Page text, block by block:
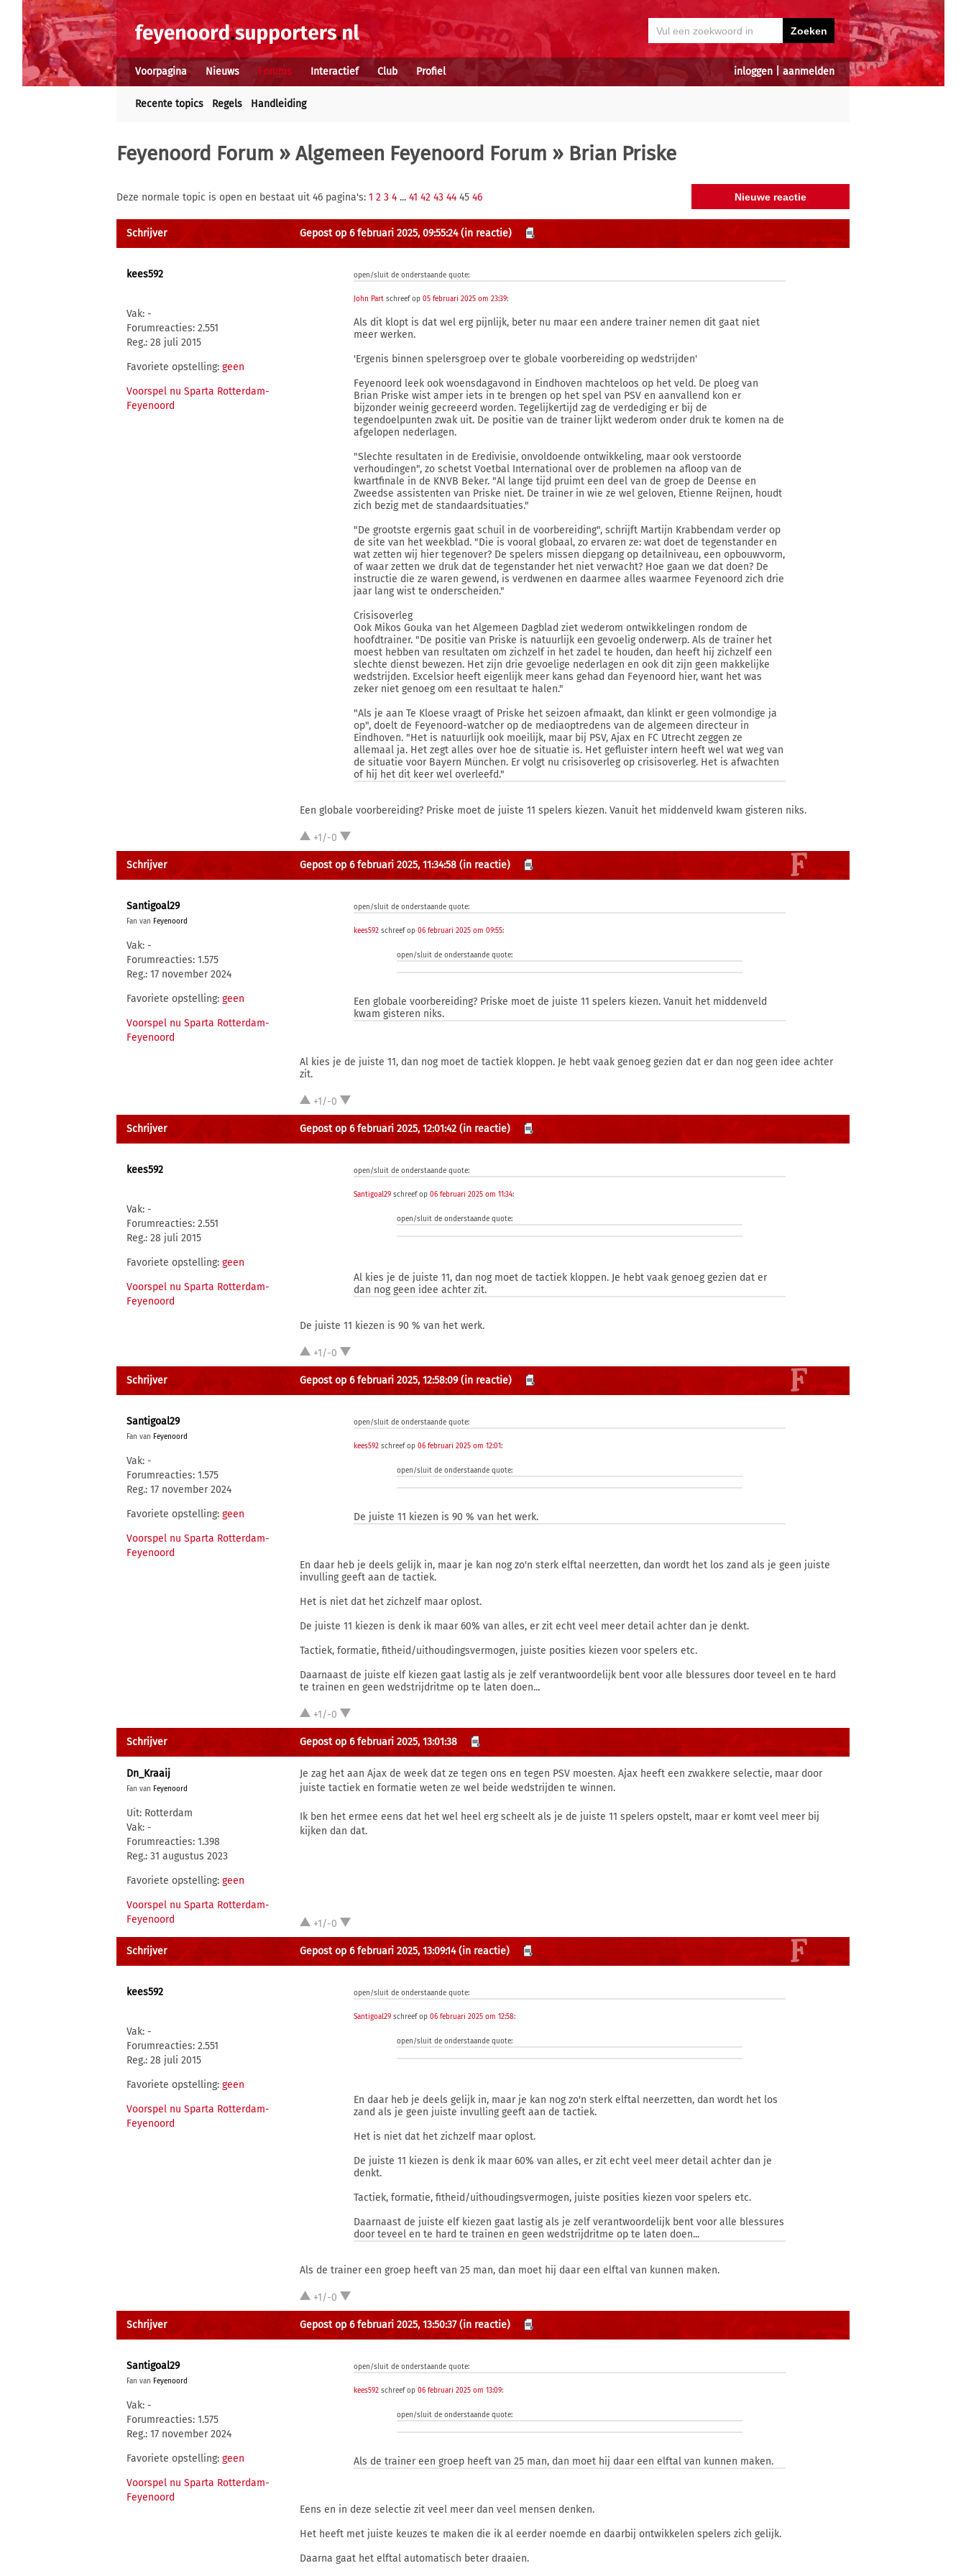
inloggen aanmelden
Voorpagina Nieuws Forums Interactief Club Profiel
Recente topics Regels Handleiding
Feyenoord Forum » Algemeen Feyenoord Forum » Brian Priske
Deze normale topic is open en bestaat uit 46 pagina's: 1 2 3 4 ... 41 42 43 44 45 46
Schrijver Gepost op 6 februari 2025, 09:55:24 (in reactie)
kees592
Vak: -
Forumreacties: 2.551
Reg.: 28 juli 2015
Favoriete opstelling: geen
Voorspel nu Sparta Rotterdam-
Feyenoord
open/sluit de onderstaande quote:
John Part schreef op05 februari 2025 om 23:39:
Als dit klopt is dat wel erg pijnlijk, beter nu maar een andere trainer nemen dit gaat niet
meer werken.
'Ergenis binnen spelersgroep over te globale voorbereiding op wedstrijden'
Feyenoord leek ook woensdagavond in Eindhoven machteloos op het veld. De ploeg van
Brian Priske wist amper iets in te brengen op het spel van PSV en aanvallend kon er
bijzonder weinig gecreeerd worden. Tegelijkertijd zag de verdediging er bij de
tegendoelpunten zwak uit. De positie van de trainer lijkt wederom onder druk te komen na de
afgelopen nederlagen.
"Slechte resultaten in de Eredivisie, onvoldoende ontwikkeling, maar ook verstoorde
verhoudingen", zo schetst Voetbal International over de problemen na afloop van de
kwartfinale in de KNVB Beker. "Al lange tijd pruimt een deel van de groep de Deense en
Zweedse assistenten van Priske niet. De trainer in wie ze wel geloven, Etienne Reijnen, houdt
zich bezig met de standaardsituaties."
"De grootste ergernis gaat schuil in de voorbereiding", schrijft Martijn Krabbendam verder op
de site van het weekblad. "Die is vooral globaal, zo ervaren ze: wat doet de tegenstander en
wat zetten wij hier tegenover? De spelers missen diepgang op detailniveau, een opbouwvorm,
of waar zetten we druk dat de tegenstander het niet verwacht? Hoe gaan we dat doen? De
instructie die ze waren gewend, is verdwenen en daarmee alles waarmee Feyenoord zich drie
jaar lang wist te onderscheiden."
Crisisoverleg
Ook Mikos Gouka van het Algemeen Dagblad ziet wederom ontwikkelingen rondom de
hoofdtrainer. "De positie van Priske is natuurlijk een gevoelig onderwerp. Als de trainer het
moest hebben van resultaten om zichzelf in het zadel te houden, dan heeft hij zichzelf een
slechte dienst bewezen. Het zijn drie gevoelige nederlagen en ook dit zijn geen makkelijke
wedstrijden. Excelsior heeft eigenlijk meer kans gehad dan Feyenoord hier, want het was
zeker niet genoeg om een resultaat te halen."
"Als je aan Te Kloese vraagt of Priske het seizoen afmaakt, dan klinkt er geen volmondige ja
op", doelt de Feyenoord-watcher op de mediaoptredens van de algemeen directeur in
Eindhoven. "Het is natuurlijk ook moeilijk, maar bij PSV, Ajax en FC Utrecht zeggen ze
allemaal ja. Het zegt alles over hoe de situatie is. Het gefluister intern heeft wel wat weg van
de situatie voor Bayern München. Er volgt nu crisisoverleg op crisisoverleg. Het is afwachten
of hij het dit keer wel overleefd."
Een globale voorbereiding? Priske moet de juiste 11 spelers kiezen. Vanuit het middenveld kwam gisteren niks.
+1/-0
Schrijver Gepost op 6 februari 2025, 11:34:58 (in reactie)
Santigoal29
Fan van Feyenoord
Vak: -
Forumreacties: 1.575
Reg.: 17 november 2024
Favoriete opstelling: geen
Voorspel nu Sparta Rotterdam-
Feyenoord
open/sluit de onderstaande quote:
kees592 schreef op06 februari 2025 om 09:55:
open/sluit de onderstaande quote:
Een globale voorbereiding? Priske moet de juiste 11 spelers kiezen. Vanuit het middenveld
kwam gisteren niks.
Al kies je de juiste 11, dan nog moet de tactiek kloppen. Je hebt vaak genoeg gezien dat er dan nog geen idee achter
zit.
+1/-0
Schrijver Gepost op 6 februari 2025, 12:01:42 (in reactie)
kees592
Vak: -
Forumreacties: 2.551
Reg.: 28 juli 2015
Favoriete opstelling: geen
Voorspel nu Sparta Rotterdam-
Feyenoord
open/sluit de onderstaande quote:
Santigoal29 schreef op06 februari 2025 om 11:34:
open/sluit de onderstaande quote:
Al kies je de juiste 11, dan nog moet de tactiek kloppen. Je hebt vaak genoeg gezien dat er
dan nog geen idee achter zit.
De juiste 11 kiezen is 90 % van het werk.
+1/-0
Schrijver Gepost op 6 februari 2025, 12:58:09 (in reactie)
Santigoal29
Fan van Feyenoord
Vak: -
Forumreacties: 1.575
Reg.: 17 november 2024
Favoriete opstelling: geen
Voorspel nu Sparta Rotterdam-
Feyenoord
open/sluit de onderstaande quote:
kees592 schreef op06 februari 2025 om 12:01:
open/sluit de onderstaande quote:
De juiste 11 kiezen is 90 % van het werk.
En daar heb je deels gelijk in, maar je kan nog zo'n sterk elftal neerzetten, dan wordt het los zand als je geen juiste
invulling geeft aan de tactiek.
Het is niet dat het zichzelf maar oplost.
De juiste 11 kiezen is denk ik maar 60% van alles, er zit echt veel meer detail achter dan je denkt.
Tactiek, formatie, fitheid/uithoudingsvermogen, juiste posities kiezen voor spelers etc.
Daarnaast de juiste elf kiezen gaat lastig als je zelf verantwoordelijk bent voor alle blessures door teveel en te hard
te trainen en geen wedstrijdritme op te laten doen...
+1/-0
Schrijver Gepost op 6 februari 2025, 13:01:38
Dn_Kraaij
Fan van Feyenoord
Uit: Rotterdam
Vak: -
Forumreacties: 1.398
Reg.: 31 augustus 2023
Favoriete opstelling: geen
Voorspel nu Sparta Rotterdam-
Feyenoord
Je zag het aan Ajax de week dat ze tegen ons en tegen PSV moesten. Ajax heeft een zwakkere selectie, maar door
juiste tactiek en formatie weten ze wel beide wedstrijden te winnen.
Ik ben het ermee eens dat het wel heel erg scheelt als je de juiste 11 spelers opstelt, maar er komt veel meer bij
kijken dan dat.
+1/-0
Schrijver Gepost op 6 februari 2025, 13:09:14 (in reactie)
kees592
Vak: -
Forumreacties: 2.551
Reg.: 28 juli 2015
Favoriete opstelling: geen
Voorspel nu Sparta Rotterdam-
Feyenoord
open/sluit de onderstaande quote:
Santigoal29 schreef op06 februari 2025 om 12:58:
open/sluit de onderstaande quote:
En daar heb je deels gelijk in, maar je kan nog zo'n sterk elftal neerzetten, dan wordt het los
zand als je geen juiste invulling geeft aan de tactiek.
Het is niet dat het zichzelf maar oplost.
De juiste 11 kiezen is denk ik maar 60% van alles, er zit echt veel meer detail achter dan je
denkt.
Tactiek, formatie, fitheid/uithoudingsvermogen, juiste posities kiezen voor spelers etc.
Daarnaast de juiste elf kiezen gaat lastig als je zelf verantwoordelijk bent voor alle blessures
door teveel en te hard te trainen en geen wedstrijdritme op te laten doen...
Als de trainer een groep heeft van 25 man, dan moet hij daar een elftal van kunnen maken.
+1/-0
Schrijver Gepost op 6 februari 2025, 13:50:37 (in reactie)
Santigoal29
Fan van Feyenoord
Vak: -
Forumreacties: 1.575
Reg.: 17 november 2024
Favoriete opstelling: geen
Voorspel nu Sparta Rotterdam-
Feyenoord
open/sluit de onderstaande quote:
kees592 schreef op06 februari 2025 om 13:09:
open/sluit de onderstaande quote:
Als de trainer een groep heeft van 25 man, dan moet hij daar een elftal van kunnen maken.
Eens en in deze selectie zit veel meer dan veel mensen denken.
Het heeft met juiste keuzes te maken die ik al eerder noemde en daarbij ontwikkelen spelers zich gelijk.
Daarna gaat het elftal automatisch beter draaien.